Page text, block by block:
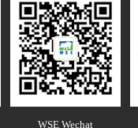
WSE Wechat